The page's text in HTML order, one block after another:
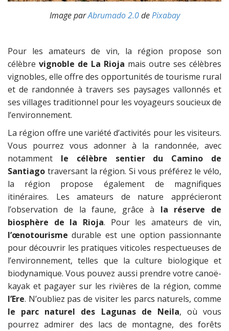
Image parAbrumado 2.0dePixabay
Pour les amateurs de vin, la région propose son
célèbre vignoble de La Rioja mais outre ses célèbres
vignobles, elle offre des opportunités de tourisme rural
et de randonnée à travers ses paysages vallonnés et
ses villages traditionnel pour les voyageurs soucieux de
l’environnement.
La région offre une variété d’activités pour les visiteurs.
Vous pourrez vous adonner à la randonnée, avec
notamment le célèbre sentier du Camino de
Santiago traversant la région. Si vous préférez le vélo,
la région propose également de magnifiques
itinéraires. Les amateurs de nature apprécieront
l’observation de la faune, grâce à la réserve de
biosphère de la Rioja. Pour les amateurs de vin,
l’œnotourisme durable est une option passionnante
pour découvrir les pratiques viticoles respectueuses de
l’environnement, telles que la culture biologique et
biodynamique. Vous pouvez aussi prendre votre canoë-
kayak et pagayer sur les rivières de la région, comme
l’Ere. N’oubliez pas de visiter les parcs naturels, comme
le parc naturel des Lagunas de Neila, où vous
pourrez admirer des lacs de montagne, des forêts